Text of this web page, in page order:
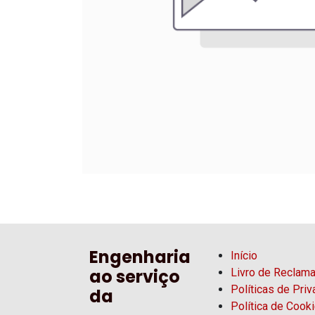
Engenharia
ao serviço
da
Início
Livro de
Políticas de
Política de